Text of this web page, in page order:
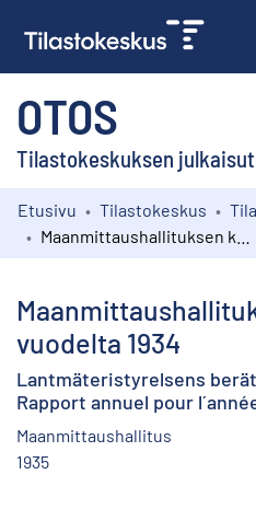
OTOS
Tilastokeskuksen
Kokoelmat
Etusivu Tilastokeskus
vuodelta 1934
Lantmäteristyrelsens
Rapport annuel pour
Maanmittaushallitus
1935